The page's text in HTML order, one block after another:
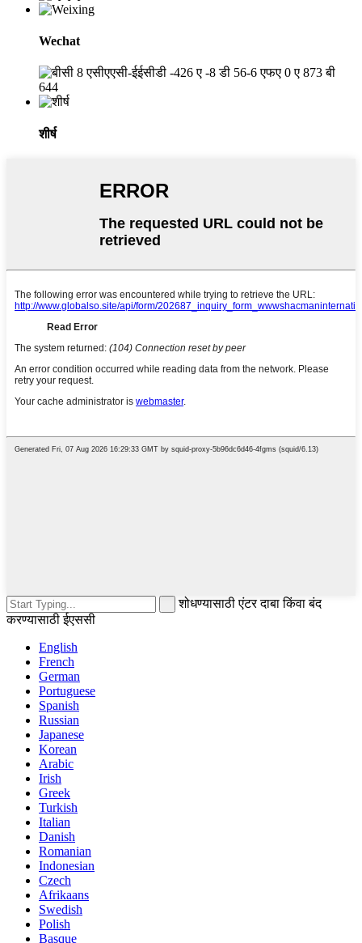
Wechat
शीर्ष
शोधण्यासाठी एंटर दाबा किंवा बंद
करण्यासाठी ईएससी
English
French
German
Portuguese
Spanish
Russian
Japanese
Korean
Arabic
Irish
Greek
Turkish
Italian
Danish
Romanian
Indonesian
Czech
Afrikaans
Swedish
Polish
Basque